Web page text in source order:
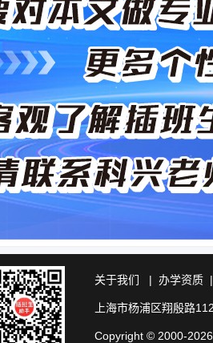
关于我们 | 办学资质
上海市杨浦区翔殷路
Copyright © 2000-